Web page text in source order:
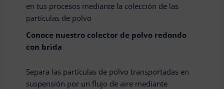
en tus procesos mediante la colección de las
partículas de polvo
Conoce nuestro colector de polvo redondo
con brida
Separa las partículas de polvo transportadas en
suspensión por un flujo de aire mediante